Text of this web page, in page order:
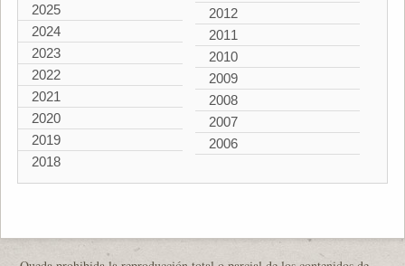
2025
2024
2023
2022
2021
2020
2019
2018
2012
2011
2010
2009
2008
2007
2006